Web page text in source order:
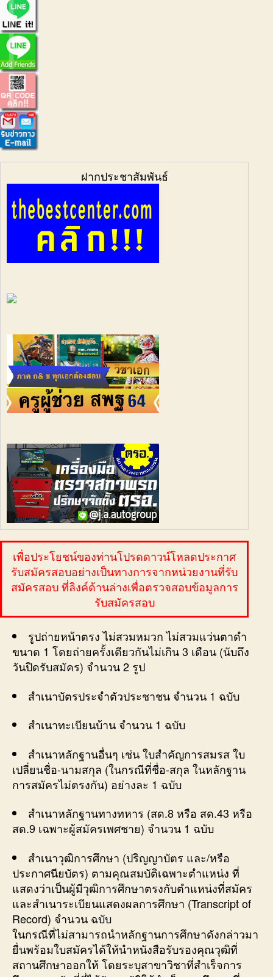
ฝากประชาสัมพันธ์
เพื่อประโยชน์ของท่านโปรดดาวน์โหลดประกาศ
รับสมัครสอบอย่างเป็นทางการจากหน่วยงานที่รับ
สมัครสอบ ที่ลิงค์ด้านล่างเพื่อตรวจสอบข้อมูลการ
รับสมัครสอบ
รูปถ่ายหน้าตรง ไม่สวมหมวก ไม่สวมแว่นตาดำ
ขนาด 1 โดยถ่ายครั้งเดียวกันไม่เกิน 3 เดือน (นับถึง
วันปิดรับสมัคร) จำนวน 2 รูป
สำเนาบัตรประจำตัวประชาชน จำนวน 1 ฉบับ
สำเนาทะเบียนบ้าน จำนวน 1 ฉบับ
สำเนาหลักฐานอื่นๆ เช่น ใบสำคัญการสมรส ใบ
เปลี่ยนชื่อ-นามสกุล (ในกรณีที่ชื่อ-สกุล ในหลักฐาน
การสมัครไม่ตรงกัน) อย่างละ 1 ฉบับ
สำเนาหลักฐานทางทหาร (สด.8 หรือ สด.43 หรือ
สด.9 เฉพาะผู้สมัครเพศชาย) จำนวน 1 ฉบับ
สำเนาวุฒิการศึกษา (ปริญญาบัตร และ/หรือ
ประกาศนียบัตร) ตามคุณสมบัติเฉพาะตำแหน่ง ที่
แสดงว่าเป็นผู้มีวุฒิการศึกษาตรงกับตำแหน่งที่สมัคร
และสำเนาระเบียนแสดงผลการศึกษา (Transcript of
Record) จำนวน ฉบับ
ในกรณีที่ไม่สามารถนำหลักฐานการศึกษาดังกล่าวมา
ยื่นพร้อมใบสมัครได้ให้นำหนังสือรับรองคุณวุฒิที่
สถานศึกษาออกให้ โดยระบุสาขาวิชาที่สำเร็จการ